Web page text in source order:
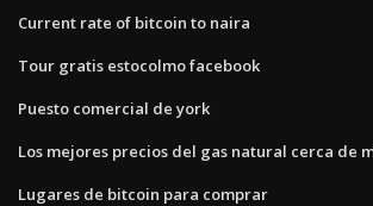
Current rate of bitcoin to naira
Tour gratis estocolmo facebook
Puesto comercial de york
Los mejores precios del gas natural cerca de
Lugares de bitcoin para comprar